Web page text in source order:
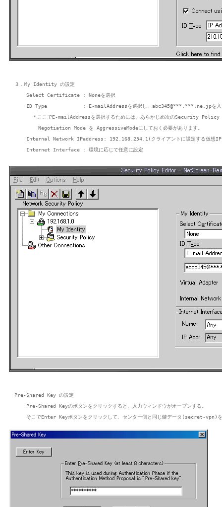
３．My Identity の設定
    Select Certificate : Noneを選択
ID Type            : E-mailAddressを選択し、abc345@***.***.ne.jpを入
＊ここでE-mailAddressを選択するためには、あらかじめ次のSecurity Policy
        Negotiation Mode を AggressiveModeにしておく必要があります。
Internal Network IPaddress: 192.168.254.1(クライアントに設定する仮想IP
    Internet Interface : 環境に応じて任意に設定
Pre-Shared Key の設定
    Pre-Shared Keyのボタンをクリックすると、入力ウィンドウがオープンする。